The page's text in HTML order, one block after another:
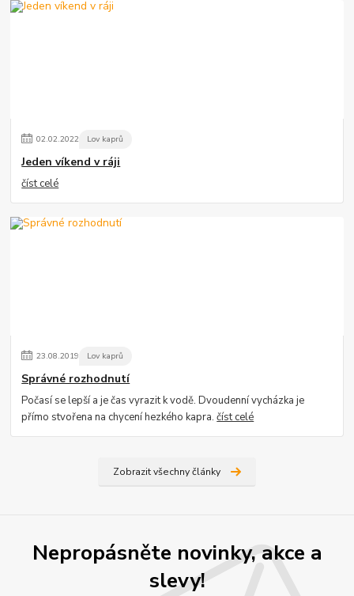
02.02.2022 Lov kaprů
Jeden víkend v ráji
číst celé
23.08.2019 Lov kaprů
Správné rozhodnutí
Počasí se lepší a je čas vyrazit k vodě. Dvoudenní vycházka je
přímo stvořena na chycení hezkého kapra.číst celé
Zobrazit všechny články
Nepropásněte novinky, akce a
slevy!